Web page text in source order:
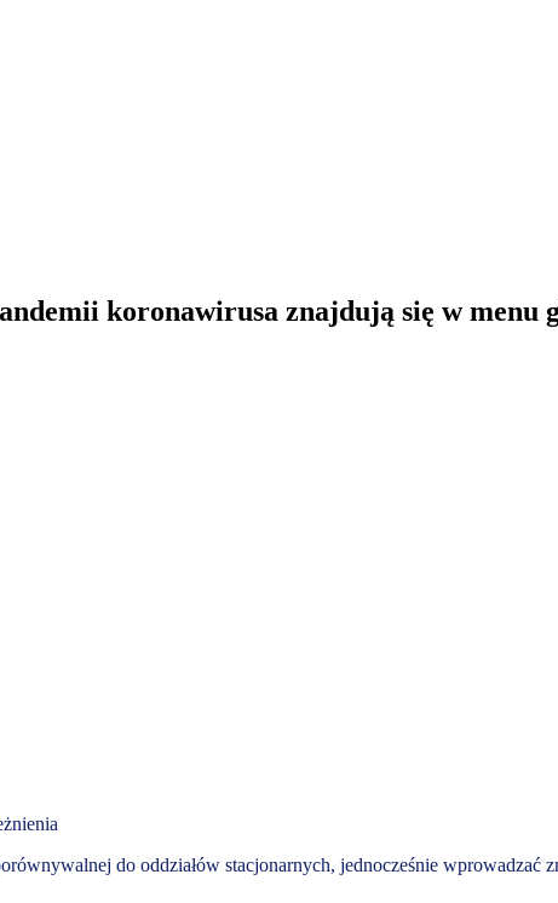
koronawirusa znajdują się w menu
do oddziałów stacjonarnych, jednocześnie wprowadzać